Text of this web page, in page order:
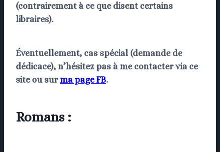
(contrairement à ce que disent certains
libraires).
Éventuellement, cas spécial (demande de
dédicace), n’hésitez pas à me contacter via ce
site ou surma page FB.
Romans :